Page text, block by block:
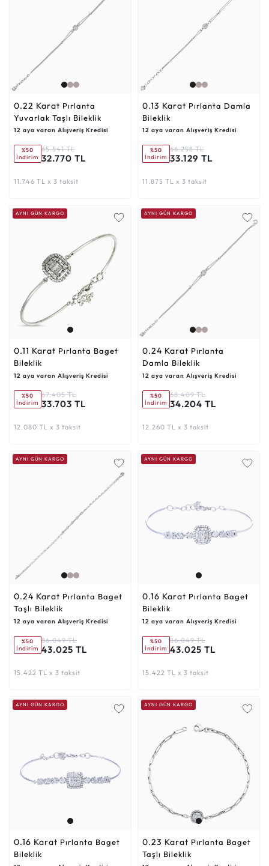
0.22 Karat
Yuvarlak Taşlı Bileklik
12 aya varan Alışveriş Kredisi
%50
İndirim
65.541 TL
32.770 TL
11.746 TL x 3 taksit
0.13 Karat
Bileklik
12 aya varan Alışveriş Kredisi
%50
İndirim
66.258 TL
33.129 TL
11.875 TL x 3 taksit
AYNI GÜN KARGO
0.11 Karat
Bileklik
12 aya varan Alışveriş Kredisi
%50
İndirim
67.405 TL
33.703 TL
12.080 TL x 3 taksit
AYNI GÜN KARGO
0.24 Karat
Damla Bileklik
12 aya varan Alışveriş Kredisi
%50
İndirim
68.409 TL
34.204 TL
12.260 TL x 3 taksit
AYNI GÜN KARGO
0.24 Karat
Taşlı Bileklik
12 aya varan Alışveriş Kredisi
%50
İndirim
86.049 TL
43.025 TL
15.422 TL x 3 taksit
AYNI GÜN KARGO
0.16 Karat
Bileklik
12 aya varan Alışveriş Kredisi
%50
İndirim
86.049 TL
43.025 TL
15.422 TL x 3 taksit
AYNI GÜN KARGO
0.16 Karat
Bileklik
AYNI GÜN KARGO
0.23 Karat
Taşlı Bileklik